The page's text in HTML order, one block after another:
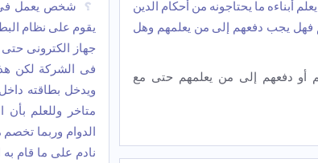
أبناءه ما یحتاجونه من أحکام الدین
فهل یجب دفعهم إلى من یعلمهم وهل
أو دفعهم إلی من یعلمهم حتی مع
شخص یعمل فی
یقوم على نظام
جهاز الکترونی
فی الشرکة لکن
ویدخل بطاقته
متاخر وللعلم
الدوام وربما
نادم على ما قام به